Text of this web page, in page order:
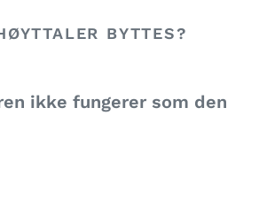
BYTTES?
ikke fungerer som den